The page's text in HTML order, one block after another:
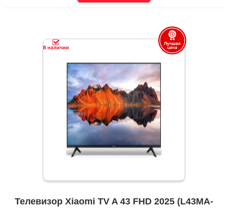
Телевизор Xiaomi TV A 43 FHD 2025 (L43MA-